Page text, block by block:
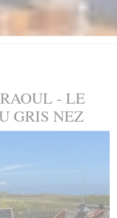
- LE
GRIS NEZ